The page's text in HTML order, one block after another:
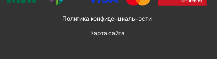
Политика конфиденциальности
Карта сайта